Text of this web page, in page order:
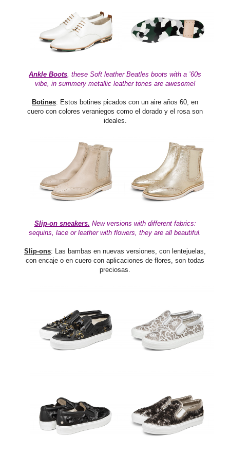
Ankle Boots , these Soft leather Beatles boots with a ’60s
vibe, in summery metallic leather tones are awesome!
Botines: Estos botines picados con un aire años 60, en
cuero con colores veraniegos como el dorado y el rosa son
ideales.
Slip-on sneakers. New versions with different fabrics:
sequins, lace or leather with flowers, they are all beautiful.
Slip-ons: Las bambas en nuevas versiones, con lentejuelas,
con encaje o en cuero con aplicaciones de flores, son todas
preciosas.